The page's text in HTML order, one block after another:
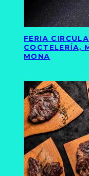
FERIA
COCTELERÍA,
MONA